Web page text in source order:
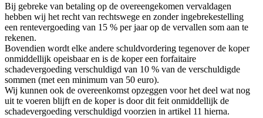
Bij gebreke van betaling op de overeengekomen vervaldagen
hebben wij het recht van rechtswege en zonder ingebrekestelling
een rentevergoeding van 15 % per jaar op de vervallen som aan te
rekenen.
Bovendien wordt elke andere schuldvordering tegenover de koper
onmiddellijk opeisbaar en is de koper een forfaitaire
schadevergoeding verschuldigd van 10 % van de verschuldigde
sommen (met een minimum van 50 euro).
Wij kunnen ook de overeenkomst opzeggen voor het deel wat nog
uit te voeren blijft en de koper is door dit feit onmiddellijk de
schadevergoeding verschuldigd voorzien in artikel 11 hierna.